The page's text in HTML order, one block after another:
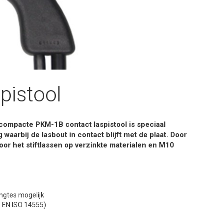
PKM-1B contact laspistool is speciaal
de lasbout in contact blijft met de plaat. Door
het stiftlassen op verzinkte materialen en M10
mogelijk
ISO 14555)